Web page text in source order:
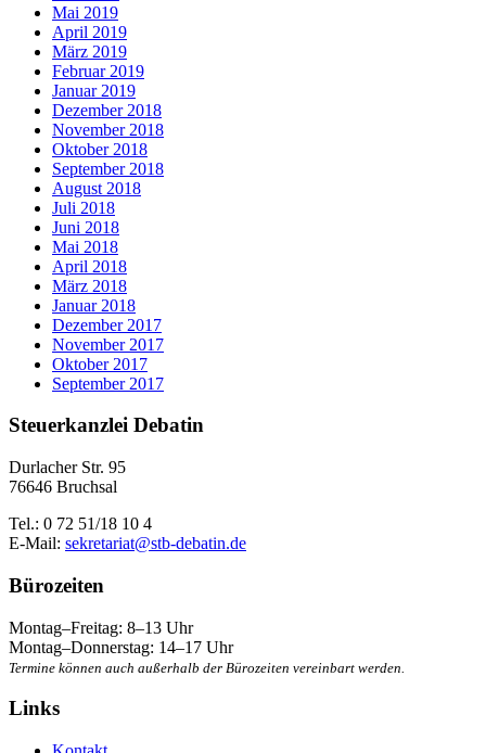
Mai 2019
April 2019
März 2019
Februar 2019
Januar 2019
Dezember 2018
November 2018
Oktober 2018
September 2018
August 2018
Juli 2018
Juni 2018
Mai 2018
April 2018
März 2018
Januar 2018
Dezember 2017
November 2017
Oktober 2017
September 2017
Steuerkanzlei Debatin
Durlacher Str. 95
76646 Bruchsal
Tel.: 0 72 51/18 10 4
E-Mail: sekretariat@stb-debatin.de
Bürozeiten
Montag–Freitag: 8–13 Uhr
Montag–Donnerstag: 14–17 Uhr
Termine können auch außerhalb der Bürozeiten vereinbart werden.
Links